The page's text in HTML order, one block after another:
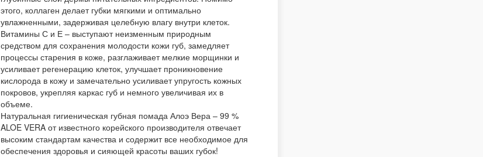
этого, коллаген делает губки мягкими и оптимально
увлажненными, задерживая целебную влагу внутри клеток.
Витамины С и Е – выступают неизменным природным
средством для сохранения молодости кожи губ, замедляет
процессы старения в коже, разглаживает мелкие морщинки и
усиливает регенерацию клеток, улучшает проникновение
кислорода в кожу и замечательно усиливает упругость кожных
покровов, укрепляя каркас губ и немного увеличивая их в
объеме.
Натуральная гигиеническая губная помада Алоэ Вера – 99 %
ALOE VERA от известного корейского производителя отвечает
высоким стандартам качества и содержит все необходимое для
обеспечения здоровья и сияющей красоты ваших губок!